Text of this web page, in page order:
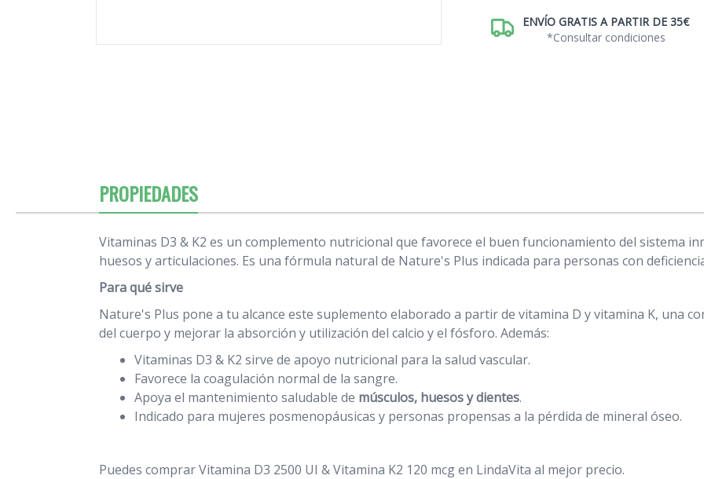
ENVÍO GRATIS A PARTIR DE 35€
*Consultar condiciones
PROPIEDADES
Vitaminas D3 & K2 es un complemento nutricional que favorece el buen funcionamiento del sistema
huesos y articulaciones. Es una fórmula natural de Nature's Plus indicada para personas con
Para qué sirve
Nature's Plus pone a tu alcance este suplemento elaborado a partir de vitamina D y vitamina K, una
del cuerpo y mejorar la absorción y utilización del calcio y el fósforo. Además:
Vitaminas D3 & K2 sirve de apoyo nutricional para la salud vascular.
Favorece la coagulación normal de la sangre.
Apoya el mantenimiento saludable de músculos, huesos y dientes.
Indicado para mujeres posmenopáusicas y personas propensas a la pérdida de mineral óseo.
Puedes comprar Vitamina D3 2500 UI & Vitamina K2 120 mcg en LindaVita al mejor precio.